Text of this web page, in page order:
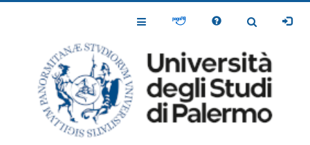
Toggle
Toggle